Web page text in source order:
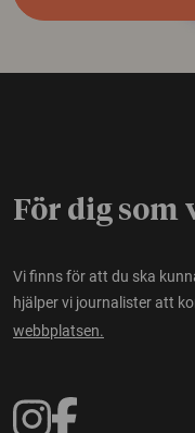
För dig som
Vi finns för att du ska
hjälper vi journalister att
webbplatsen.